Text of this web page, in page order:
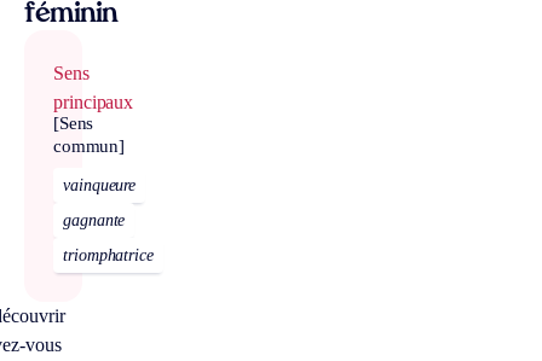
féminin
Sens
principaux
[Sens
commun]
vainqueure
gagnante
triomphatrice
vous